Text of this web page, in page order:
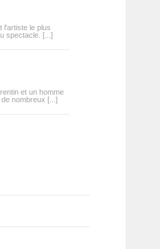
l'artiste le plus
spectacle. [...]
et un homme
nombreux [...]